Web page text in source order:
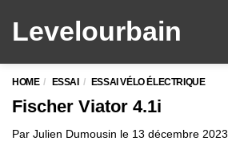
Levelourbain
HOME ESSAI ESSAI VÉLO ÉLECTRIQUE
Fischer Viator 4.1i
Par Julien Dumousin le 13 décembre 2023